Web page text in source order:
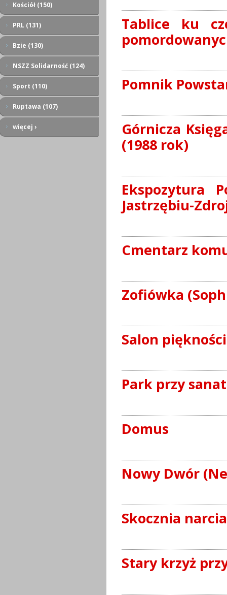
Kościół (150)
PRL (131)
Bzie (130)
NSZZ Solidarność (124)
Sport (110)
Ruptawa (107)
więcej ›
Tablice ku
Pomnik
Górnicza
(1988 rok)
Ekspozytura
Jastrzębiu-
Cmentarz
Zofiówka
Salon
Park przy
Domus
Nowy Dwór
Skocznia
Stary krzyż